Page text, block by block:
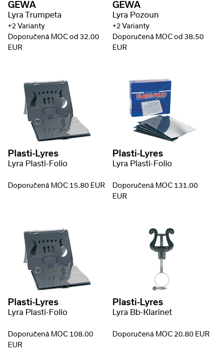
GEWA
Lyra Trumpeta
+2 Varianty
Doporučená MOC od 32.00
EUR
GEWA
Lyra Pozoun
+2 Varianty
Doporučená MOC od 38.50
EUR
Plasti-Lyres
Lyra Plasti-Folio
Doporučená MOC 15.80 EUR
Plasti-Lyres
Lyra Plasti-Folio
Doporučená MOC 131.00
EUR
Plasti-Lyres
Lyra Plasti-Folio
Doporučená MOC 108.00
EUR
Plasti-Lyres
Lyra Bb-Klarinet
Doporučená MOC 20.80 EUR